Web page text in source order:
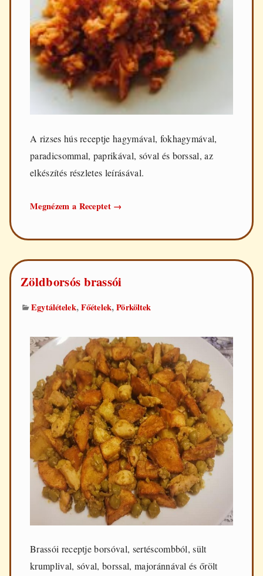
A rizses hús receptje hagymával, fokhagymával,
paradicsommal, paprikával, sóval és borssal, az
elkészítés részletes leírásával.
Megnézem a Receptet Rizses
→
Zöldborsós brassói
Egytálételek,Főételek,Pörköltek
Brassói receptje borsóval, sertéscombból, sült
krumplival, sóval, borssal, majoránnával és őrölt